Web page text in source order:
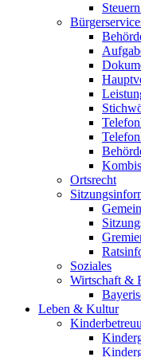
Ortsrecht
Soziales
Wirtschaft &
Leben & Kultur